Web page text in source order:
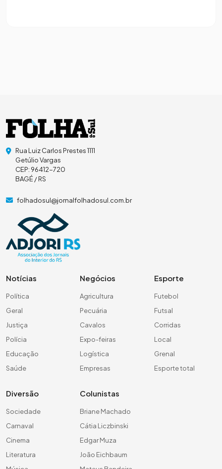
Rua Luiz Carlos Prestes 1111
Getúlio Vargas
CEP: 96412-720
BAGÉ / RS
folhadosul@jornalfolhadosul.com.br
Notícias
Política
Geral
Justiça
Polícia
Educação
Saúde
Negócios
Agricultura
Pecuária
Cavalos
Expo-feiras
Logística
Empresas
Esporte
Futebol
Futsal
Corridas
Local
Grenal
Esporte total
Diversão
Sociedade
Carnaval
Cinema
Literatura
Colunistas
Briane Machado
Cátia Liczbinski
Edgar Muza
João Eichbaum